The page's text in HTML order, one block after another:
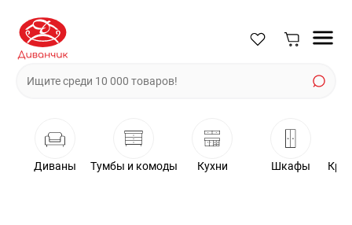
Диваны Тумбы и комоды Кухни Шкафы